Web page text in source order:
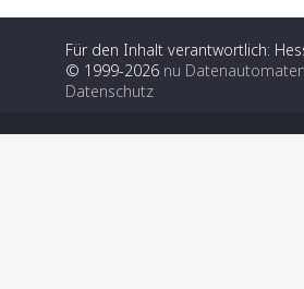
Für den Inhalt verantwortlich:
© 1999-2026 nu
Datenschutz